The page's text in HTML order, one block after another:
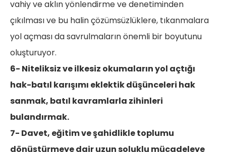
vahiy ve aklın yönlendirme ve denetiminden
çıkılması ve bu halin çözümsüzlüklere, tıkanmalara
yol açması da savrulmaların önemli bir boyutunu
oluşturuyor.
6- Niteliksiz ve ilkesiz okumaların yol açtığı
hak-batıl karışımı eklektik düşünceleri hak
sanmak, batıl kavramlarla zihinleri
bulandırmak.
7- Davet, eğitim ve şahidlikle toplumu
dönüştürmeye dair uzun soluklu mücadeleye